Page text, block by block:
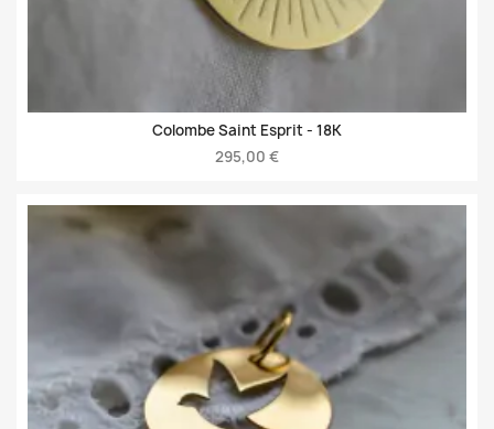
Colombe Saint Esprit - 18K
295,00 €